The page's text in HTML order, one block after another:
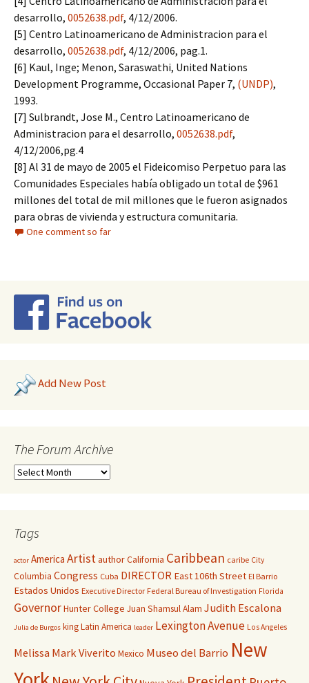
desarrollo, 0052638.pdf, 4/12/2006.
[5] Centro Latinoamericano de Administracion para el
desarrollo, 0052638.pdf, 4/12/2006, pag.1.
[6] Kaul, Inge; Menon, Saraswathi, United Nations
Development Programme, Occasional Paper 7, (UNDP),
1993.
[7] Sulbrandt, Jose M., Centro Latinoamericano de
Administracion para el desarrollo, 0052638.pdf,
4/12/2006,pg.4
[8] Al 31 de mayo de 2005 el Fideicomiso Perpetuo para las
Comunidades Especiales había obligado un total de $961
millones del total de mil millones que le fueron asignados
para obras de vivienda y estructura comunitaria.
One comment so far
Add New Post
The Forum Archive
Tags
actor America ArtistauthorCalifornia Caribbean caribe City
Columbia Congress Cuba DIRECTOR East 106th Street El Barrio
Estados Unidos Executive Director Federal Bureau of Investigation Florida
GovernorHunter College Juan Shamsul Alam Judith Escalona
Julia de Burgos kingLatin America leader Lexington Avenue Los Angeles
Melissa Mark Viverito Mexico Museo del Barrio New